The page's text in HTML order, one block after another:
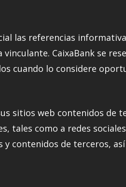
las referencias
CaixaBank se
cuando lo considere
sitios web contenidos de
tales como a redes
y contenidos de terceros,